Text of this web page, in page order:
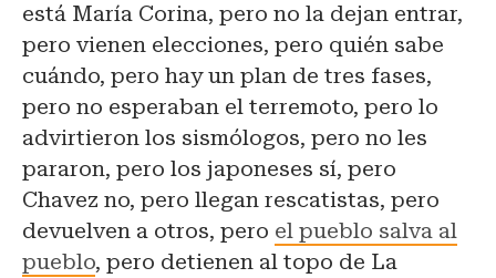
está María Corina, pero no la dejan entrar,
pero vienen elecciones, pero quién sabe
cuándo, pero hay un plan de tres fases,
pero no esperaban el terremoto, pero lo
advirtieron los sismólogos, pero no les
pararon, pero los japoneses sí, pero
Chavez no, pero llegan rescatistas, pero
devuelven a otros, pero el pueblo salva al
pueblo, pero detienen al topo de La